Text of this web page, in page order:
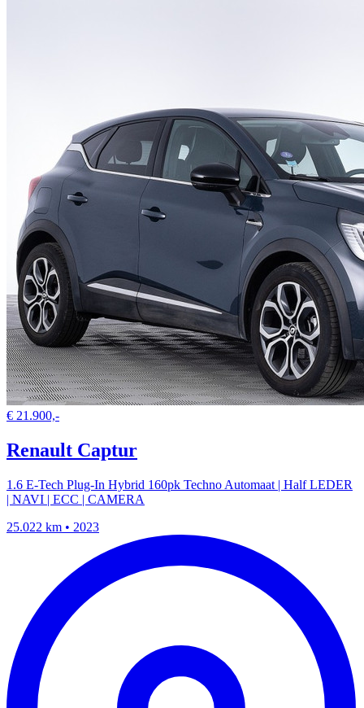
€ 21.900,-
Renault Captur
1.6 E-Tech Plug-In Hybrid 160pk Techno Automaat | Half LEDER
| NAVI | ECC | CAMERA
25.022 km • 2023